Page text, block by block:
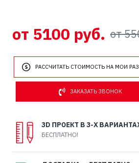
от 5100 руб. от
РАССЧИТАТЬ СТОИМОСТЬ НА МОИ
ЗАКАЗАТЬ ЗВОНОК
3D ПРОЕКТ В 3-Х
БЕСПЛАТНО!